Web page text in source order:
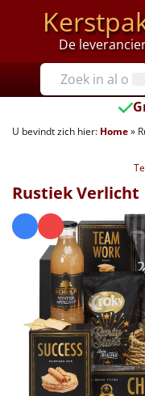
De
Prijzen
Tot €25
€25 tot €35
€40 tot €45
€45 tot €50
€50 tot €55
€55 tot €75
€75 tot €100
U bevindt zich hier: Home»
Rustiek Verlicht